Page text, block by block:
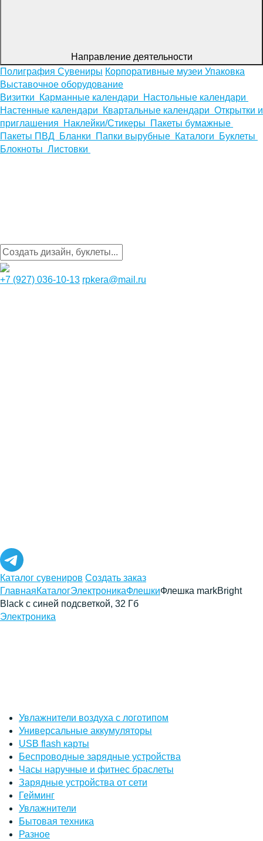
Направление деятельности
Полиграфия Сувениры Корпоративные музеи Упаковка
Выставочное оборудование
Визитки
Карманные календари
Настольные календари
Настенные календари
Квартальные календари Открытки и
приглашения
Наклейки/Стикеры
Пакеты бумажные
Пакеты ПВД Бланки Папки вырубные Каталоги
Буклеты
Блокноты Листовки
+7 (927) 036-10-13 rpkera@mail.ru
Каталог сувениров Создать заказ
ГлавнаяКаталогЭлектроникаФлешкиФлешка markBright
Black с синей подсветкой, 32 Гб
Электроника
Увлажнители воздуха с логотипом
Универсальные аккумуляторы
USB flash карты
Беспроводные зарядные устройства
Часы наручные и фитнес браслеты
Зарядные устройства от сети
Гейминг
Увлажнители
Бытовая техника
Разное